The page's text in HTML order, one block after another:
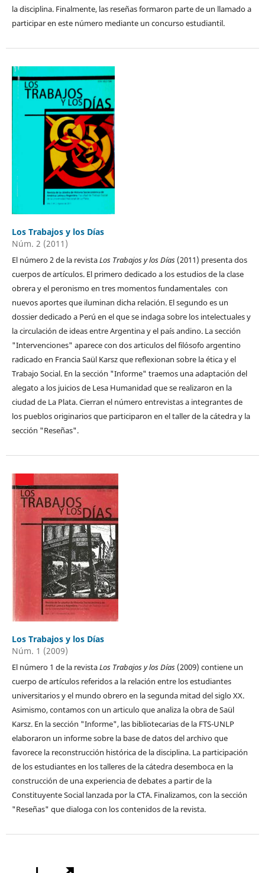
la disciplina. Finalmente, las reseñas formaron parte de un llamado a
participar en este número mediante un concurso estudiantil.
Los Trabajos y los Días
Núm. 2 (2011)
El número 2 de la revistaLos Trabajos y los Días(2011) presenta dos
cuerpos de artículos. El primero dedicado a los estudios de la clase
obrera y el peronismo en tres momentos fundamentales con
nuevos aportes que iluminan dicha relación. El segundo es un
dossier dedicado a Perú en el que se indaga sobre los intelectuales y
la circulación de ideas entre Argentina y el país andino. La sección
"Intervenciones" aparece con dos articulos del filósofo argentino
radicado en Francia Saül Karsz que reflexionan sobre la ética y el
Trabajo Social. En la sección "Informe" traemos una adaptación del
alegato a los juicios de Lesa Humanidad que se realizaron en la
ciudad de La Plata. Cierran el número entrevistas a integrantes de
los pueblos originarios que participaron en el taller de la cátedra y la
sección "Reseñas".
Los Trabajos y los Días
Núm. 1 (2009)
El número 1 de la revistaLos Trabajos y los Días(2009) contiene un
cuerpo de artículos referidos a la relación entre los estudiantes
universitarios y el mundo obrero en la segunda mitad del siglo XX.
Asimismo, contamos con un articulo que analiza la obra de Saül
Karsz. En la sección "Informe", las bibliotecarias de la FTS-UNLP
elaboraron un informe sobre la base de datos del archivo que
favorece la reconstrucción histórica de la disciplina. La participación
de los estudiantes en los talleres de la cátedra desemboca en la
construcción de una experiencia de debates a partir de la
Constituyente Social lanzada por la CTA. Finalizamos, con la sección
"Reseñas" que dialoga con los contenidos de la revista.